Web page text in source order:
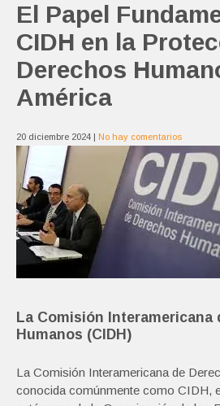
El Papel
CIDH en la
Derechos
América
20 diciembre 2024 | No hay comentarios
La Comisión Interamericana
Humanos (CIDH)
La Comisión Interamericana de
conocida comúnmente como CIDH,